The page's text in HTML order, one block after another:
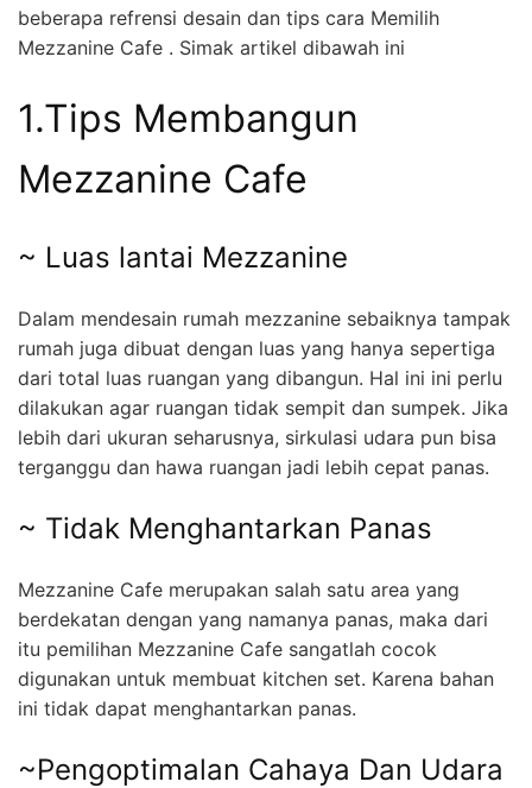
beberapa refrensi desain dan tips cara Memilih
Mezzanine Cafe . Simak artikel dibawah ini
1.Tips Membangun
Mezzanine Cafe
~ Luas lantai Mezzanine
Dalam mendesain rumah mezzanine sebaiknya tampak
rumah juga dibuat dengan luas yang hanya sepertiga
dari total luas ruangan yang dibangun. Hal ini ini perlu
dilakukan agar ruangan tidak sempit dan sumpek. Jika
lebih dari ukuran seharusnya, sirkulasi udara pun bisa
terganggu dan hawa ruangan jadi lebih cepat panas.
~ Tidak Menghantarkan Panas
Mezzanine Cafe merupakan salah satu area yang
berdekatan dengan yang namanya panas, maka dari
itu pemilihan Mezzanine Cafe sangatlah cocok
digunakan untuk membuat kitchen set. Karena bahan
ini tidak dapat menghantarkan panas.
~Pengoptimalan Cahaya Dan Udara